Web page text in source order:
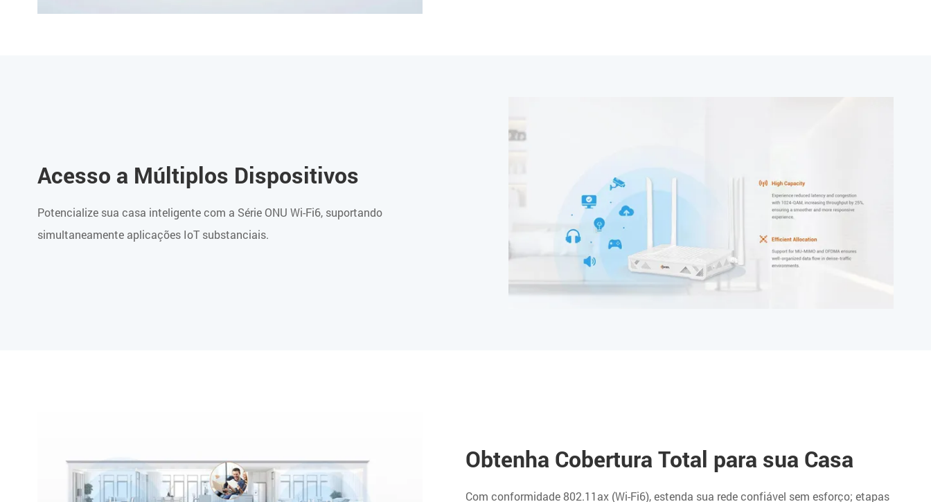
Acesso a Múltiplos Dispositivos
Potencialize sua casa inteligente com a Série ONU Wi-Fi6, suportando
simultaneamente aplicações IoT substanciais.
Obtenha Cobertura Total para sua Casa
Com conformidade 802.11ax (Wi-Fi6), estenda sua rede confiável sem esforço; etapas